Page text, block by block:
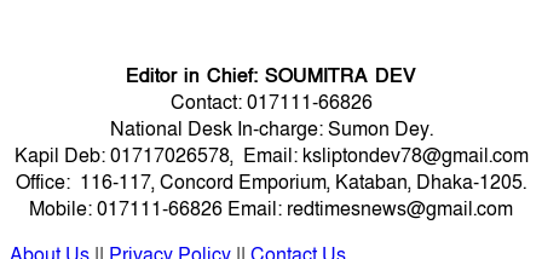
Editor in Chief: SOUMITRA DEV
Contact: 017111-66826
National Desk In-charge: Sumon Dey.
Kapil Deb: 01717026578, Email: ksliptondev78@gmail.com
Office: 116-117, Concord Emporium, Kataban, Dhaka-1205.
Mobile: 017111-66826 Email: redtimesnews@gmail.com